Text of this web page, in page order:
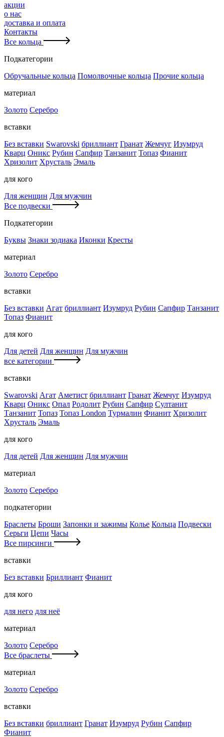
акции
о нас
доставка и оплата
Контакты
Все кольца
Подкатегории
Обручальные кольца Помолвочные кольца Прочие кольца
материал
Золото Серебро
вставки
Без вставки Swarovski бриллиант Гранат Жемчуг Изумруд
Кварц Оникс Рубин Сапфир Танзанит Топаз Фианит
Хризолит Хрусталь Эмаль
для кого
Для женщин Для мужчин
Все подвески
Подкатегории
Буквы Знаки зодиака Иконки Кресты
материал
Золото Серебро
вставки
Без вставки Агат бриллиант Изумруд Рубин Сапфир Танзанит
Топаз Фианит
для кого
Для детей Для женщин Для мужчин
все категории
вставки
Swarovski Агат Аметист бриллиант Гранат Жемчуг Изумруд
Кварц Оникс Опал Родолит Рубин Сапфир Султанит
Танзанит Топаз Топаз London Турмалин Фианит Хризолит
Хрусталь Эмаль
для кого
Для детей Для женщин Для мужчин
материал
Золото Серебро
подкатегории
Браслеты Броши Запонки и зажимы Колье Кольца Подвески
Серьги Цепи Часы
Все пирсинги
вставки
Без вставки Бриллиант Фианит
для кого
для него для неё
материал
Золото Серебро
Все браслеты
материал
Золото Серебро
вставки
Без вставки бриллиант Гранат Изумруд Рубин Сапфир
Фианит